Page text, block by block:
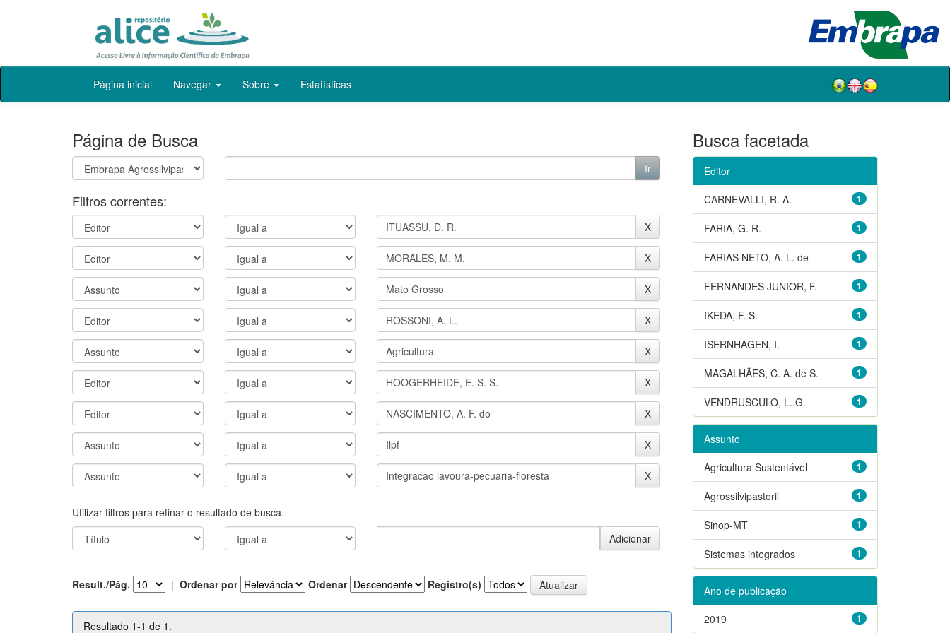
Skip
Página inicial Navegar Sobre Estatísticas
Página de Busca
Filtros correntes:
Utilizar filtros para refinar o resultado de busca.
Result./Pág. | Ordenar por Ordenar Registro(s)
Resultado 1-1 de 1.
Busca facetada
Editor
1
CARNEVALLI, R. A.
1
FARIA, G. R.
1
FARIAS NETO, A. L. de
1
FERNANDES JUNIOR, F.
1
IKEDA, F. S.
1
ISERNHAGEN, I.
1
MAGALHÃES, C. A. de S.
1
VENDRUSCULO, L. G.
Assunto
1
Agricultura Sustentável
1
Agrossilvipastoril
1
Sinop-MT
1
Sistemas integrados
Ano de publicação
1
2019